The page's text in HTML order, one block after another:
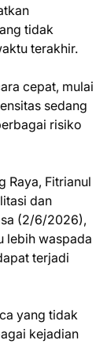
tidak
terakhir.
cepat, mulai
sedang
risiko
Raya, Fitrianul
dan
(2/6/2026),
lebih waspada
terjadi
yang tidak
kejadian